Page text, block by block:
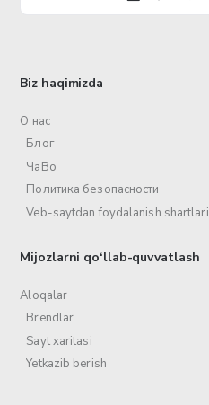
Biz haqimizda
О нас
Блог
ЧаВо
Политика безопасности
Veb-saytdan foydalanish shartlari
Mijozlarni qo‘llab-quvvatlash
Aloqalar
Brendlar
Sayt xaritasi
Yetkazib berish